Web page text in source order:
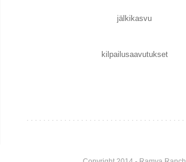
jälkikasvu
kilpailusaavutukset